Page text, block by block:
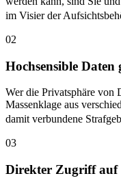
im Visier der
02
Hochsensible
Wer die Privatsphäre von
Massenklage aus
damit verbundene
03
Direkter Zugriff auf